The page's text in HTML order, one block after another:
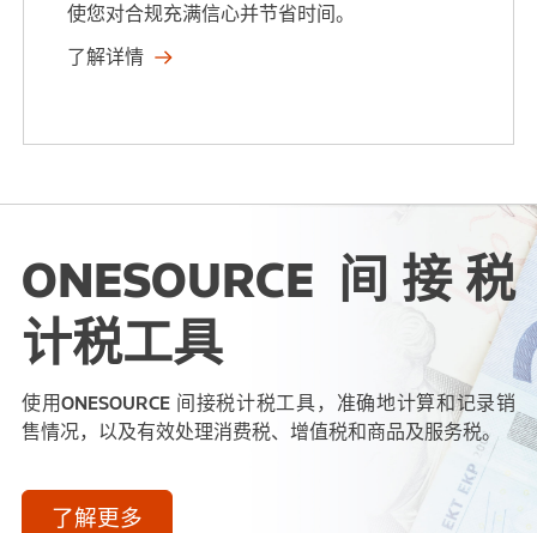
使您对合规充满信心并节省时间。
了解详情
ONESOURCE 间接税
计税工具
使用ONESOURCE 间接税计税工具，准确地计算和记录销
售情况，以及有效处理消费税、增值税和商品及服务税。
了解更多